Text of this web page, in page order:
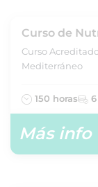
Curso de
Curso
Mediterráneo
150 horas
Más info